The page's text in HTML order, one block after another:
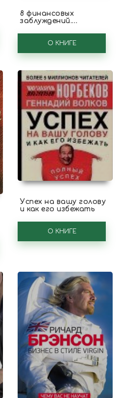
8 финансовых
заблуждений.
О КНИГЕ
Успех на вашу голову
и как его избежать
О КНИГЕ